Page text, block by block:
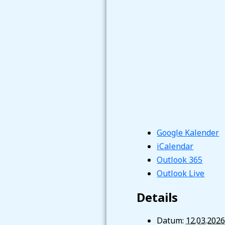
Google Kalender
iCalendar
Outlook 365
Outlook Live
Details
Datum: 12.03.2026